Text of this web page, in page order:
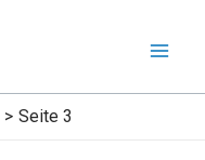
Seite 3